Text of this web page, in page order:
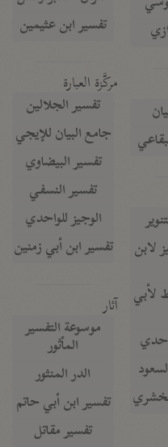
لابن
لأبي
تفسير ابن عثيمين
مركَّزة العبارة
تفسير الجلالين
جامع البيان للإيجي
تفسير البيضاوي
تفسير النسفي
الوجيز للواحدي
تفسير ابن أبي زمنين
آثار
موسوعة التفسير
المأثور
الدر المنثور
تفسير ابن أبي حاتم
تفسير مقاتل